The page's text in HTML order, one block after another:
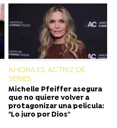
AHORA ES ACTRIZ DE
SERIES
Michelle Pfeiffer asegura
que no quiere volver a
protagonizar una película:
"Lo juro por Dios"